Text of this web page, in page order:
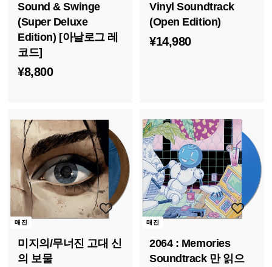
Sound & Swinge
(Super Deluxe
Edition) [아날로그 레
코드]
¥8,800¥
8
0
0
Vinyl Soundtrack
(Open Edition)
¥14,980¥
8
0
매진
미지의/무너진 고대 신
의 보물
매진
2064 : Memories
Soundtrack 만 읽으